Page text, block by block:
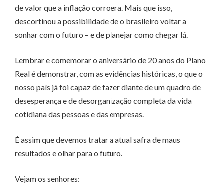
de valor que a inflação corroera. Mais que isso,
descortinou a possibilidade de o brasileiro voltar a
sonhar com o futuro – e de planejar como chegar lá.
Lembrar e comemorar o aniversário de 20 anos do Plano
Real é demonstrar, com as evidências históricas, o que o
nosso país já foi capaz de fazer diante de um quadro de
desesperança e de desorganização completa da vida
cotidiana das pessoas e das empresas.
É assim que devemos tratar a atual safra de maus
resultados e olhar para o futuro.
Vejam os senhores: